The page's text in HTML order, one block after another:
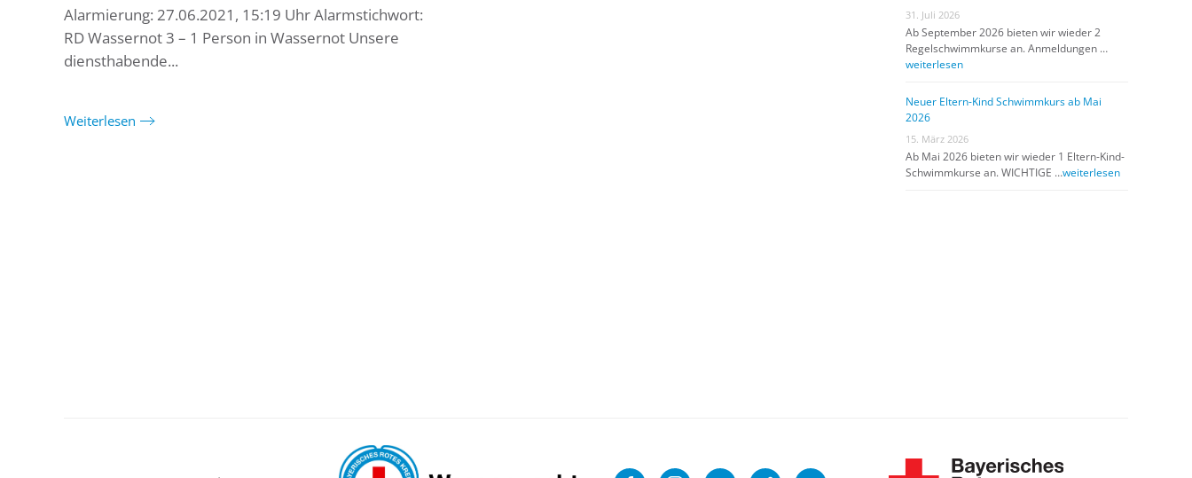
Alarmierung: 27.06.2021, 15:19 Uhr Alarmstichwort:
RD Wassernot 3 – 1 Person in Wassernot Unsere
diensthabende...
Weiterlesen
31. Juli 2026
Ab September 2026 bieten wir wieder 2
Regelschwimmkurse an. Anmeldungen …
weiterlesen
Neuer Eltern-Kind Schwimmkurs ab Mai
2026
15. März 2026
Ab Mai 2026 bieten wir wieder 1 Eltern-Kind-
Schwimmkurse an. WICHTIGE …weiterlesen